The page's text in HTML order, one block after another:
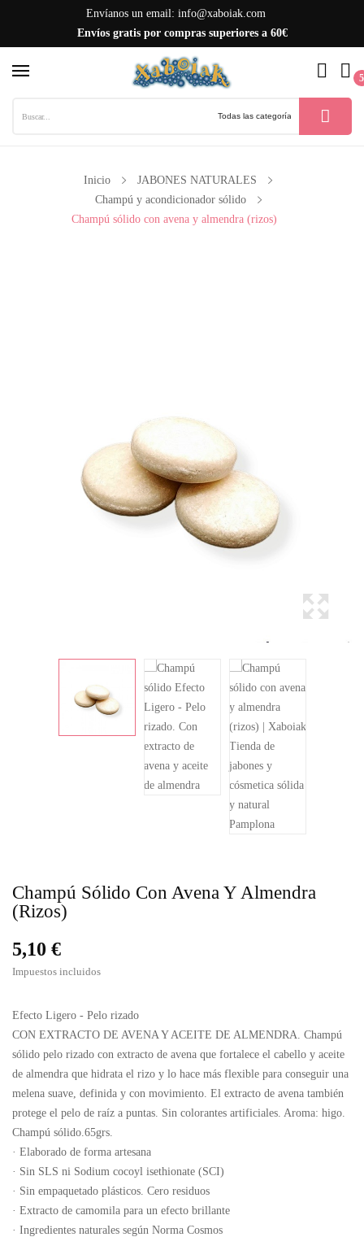
Envíanos un email: info@xaboiak.com
Envíos gratis por compras superiores a 60€
5
Inicio
JABONES NATURALES
Champú y acondicionador sólido
Champú sólido con avena y almendra (rizos)
Champú Sólido Con Avena Y Almendra
(rizos)
5,10 €
Impuestos incluidos
Efecto Ligero - Pelo rizado
CON EXTRACTO DE AVENA Y ACEITE DE ALMENDRA. Champú
sólido pelo rizado con extracto de avena que fortalece el cabello y aceite
de almendra que hidrata el rizo y lo hace más flexible para conseguir una
melena suave, definida y con movimiento. El extracto de avena también
protege el pelo de raíz a puntas. Sin colorantes artificiales. Aroma: higo.
Champú sólido.65grs.
· Elaborado de forma artesana
· Sin SLS ni Sodium cocoyl isethionate (SCI)
· Sin empaquetado plásticos. Cero residuos
· Extracto de camomila para un efecto brillante
· Ingredientes naturales según Norma Cosmos